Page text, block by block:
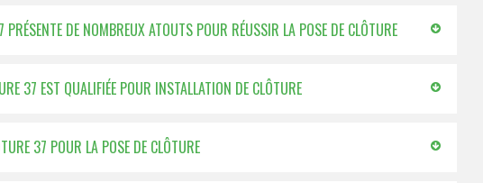
PRÉSENTE DE NOMBREUX ATOUTS POUR RÉUSSIR LA POSE DE CLÔTURE
37 EST QUALIFIÉE POUR INSTALLATION DE CLÔTURE
37 POUR LA POSE DE CLÔTURE